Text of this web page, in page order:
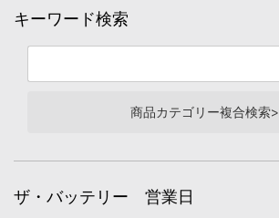
キーワード検索
商品カテゴリー複合検索>
ザ・バッテリー 営業日